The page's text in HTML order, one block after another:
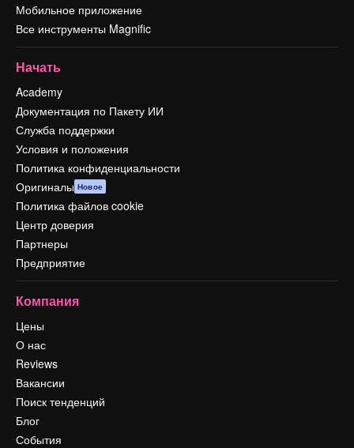
Мобильное приложение
Все инструменты Magnific
Начать
Academy
Документация по Пакету ИИ
Служба поддержки
Условия и положения
Политика конфиденциальности
Оригиналы Новое
Политика файлов cookie
Центр доверия
Партнеры
Предприятие
Компания
Цены
О нас
Reviews
Вакансии
Поиск тенденций
Блог
События